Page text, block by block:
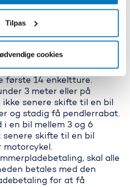
Tilpas
cookies
der kan få
de to første biler, der kører
måned, der får
optællingen forfra.
køretøjsklasse, du starter
første 14 enkeltture.
3 meter eller på
ikke senere skifte til en bil
og stadig få pendlerrabat.
en bil mellem 3 og 6
senere skifte til en bil
motorcykel.
skal alle
betales med den
for at få